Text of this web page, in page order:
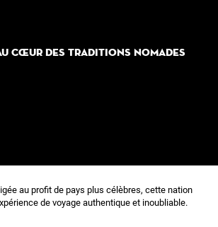
CŒUR DES TRADITIONS NOMADES
au profit de pays plus célèbres, cette nation
de voyage authentique et inoubliable.